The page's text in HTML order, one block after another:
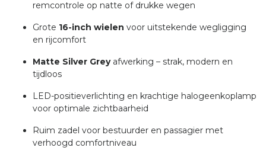
remcontrole op natte of drukke wegen
Grote 16-inch wielen voor uitstekende wegligging
en rijcomfort
Matte Silver Greyafwerking – strak, modern en
tijdloos
LED-positieverlichting en krachtige halogeenkoplamp
voor optimale zichtbaarheid
Ruim zadel voor bestuurder en passagier met
verhoogd comfortniveau